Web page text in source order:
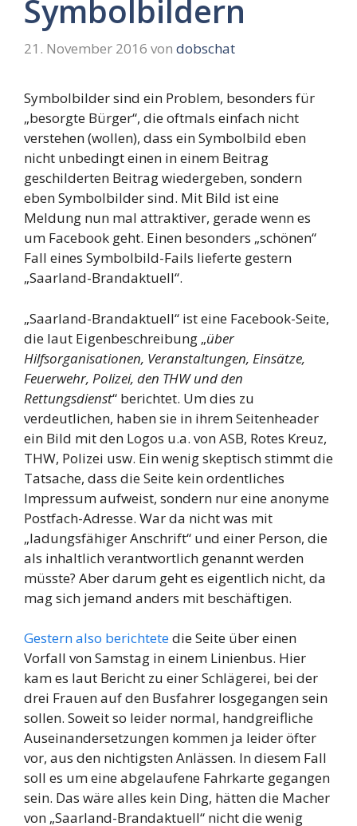
Symbolbildern
21. November 2016 von dobschat
Symbolbilder sind ein Problem, besonders für
„besorgte Bürger“, die oftmals einfach nicht
verstehen (wollen), dass ein Symbolbild eben
nicht unbedingt einen in einem Beitrag
geschilderten Beitrag wiedergeben, sondern
eben Symbolbilder sind. Mit Bild ist eine
Meldung nun mal attraktiver, gerade wenn es
um Facebook geht. Einen besonders „schönen“
Fall eines Symbolbild-Fails lieferte gestern
„Saarland-Brandaktuell“.
„Saarland-Brandaktuell“ ist eine Facebook-Seite,
die laut Eigenbeschreibung „über
Hilfsorganisationen, Veranstaltungen, Einsätze,
Feuerwehr, Polizei, den THW und den
Rettungsdienst“ berichtet. Um dies zu
verdeutlichen, haben sie in ihrem Seitenheader
ein Bild mit den Logos u.a. von ASB, Rotes Kreuz,
THW, Polizei usw. Ein wenig skeptisch stimmt die
Tatsache, dass die Seite kein ordentliches
Impressum aufweist, sondern nur eine anonyme
Postfach-Adresse. War da nicht was mit
„ladungsfähiger Anschrift“ und einer Person, die
als inhaltlich verantwortlich genannt werden
müsste? Aber darum geht es eigentlich nicht, da
mag sich jemand anders mit beschäftigen.
Gestern also berichtetedie Seite über einen
Vorfall von Samstag in einem Linienbus. Hier
kam es laut Bericht zu einer Schlägerei, bei der
drei Frauen auf den Busfahrer losgegangen sein
sollen. Soweit so leider normal, handgreifliche
Auseinandersetzungen kommen ja leider öfter
vor, aus den nichtigsten Anlässen. In diesem Fall
soll es um eine abgelaufene Fahrkarte gegangen
sein. Das wäre alles kein Ding, hätten die Macher
von „Saarland-Brandaktuell“ nicht die wenig